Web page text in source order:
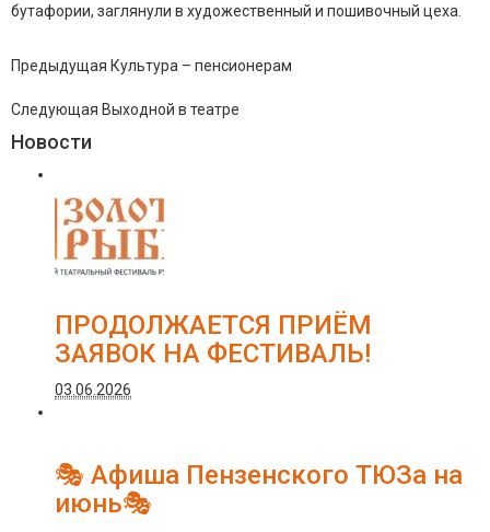
бутафории, заглянули в художественный и пошивочный цеха.
Предыдущая Культура – пенсионерам
Следующая Выходной в театре
Новости
ПРОДОЛЖАЕТСЯ ПРИЁМ
ЗАЯВОК НА ФЕСТИВАЛЬ!
03.06.2026
🎭 Афиша Пензенского ТЮЗа на
июнь🎭